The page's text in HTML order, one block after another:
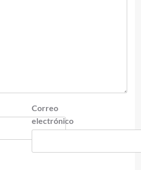
Correo
electrónico